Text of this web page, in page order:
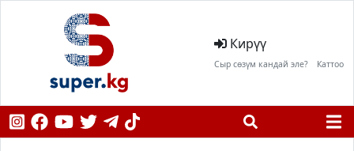
Кирүү
Сыр сөзүм кандай эле? Каттоо